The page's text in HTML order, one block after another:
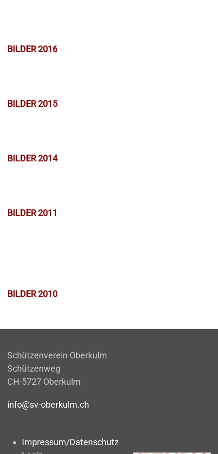
BILDER 2016
BILDER 2015
BILDER 2014
BILDER 2011
BILDER 2010
Schützenverein Oberkulm
Schützenweg
CH-5727 Oberkulm
info@sv-oberkulm.ch
Impressum/Datenschutz